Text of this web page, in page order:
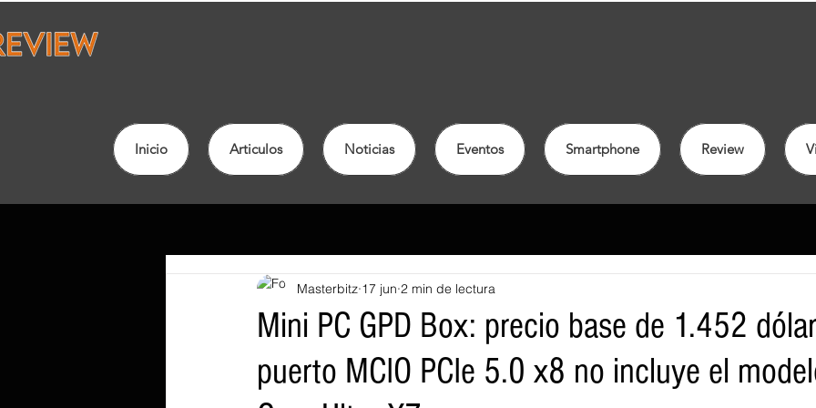
Inicio Articulos Noticias Eventos Smartphone Review
Mini PC GPD Box: precio base de 1.452
puerto MCIO PCIe 5.0 x8 no incluye el
Masterbitz 17 jun 2 min de lectura